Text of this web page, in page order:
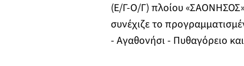
(Ε/Γ-Ο/Γ) πλοίου
συνέχιζε το
- Αγαθονήσι - Πυθαγόρειο